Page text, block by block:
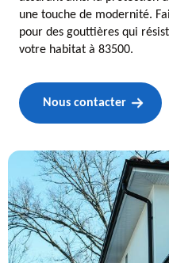
une touche de modernité.
pour des gouttières qui
votre habitat à 83500.
Nous contacter